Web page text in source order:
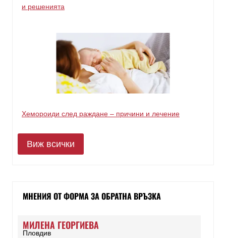
и решенията
Хемороиди след раждане – причини и лечение
Виж всички
МНЕНИЯ ОТ ФОРМА ЗА ОБРАТНА ВРЪЗКА
МИЛЕНА ГЕОРГИЕВА
Пловдив